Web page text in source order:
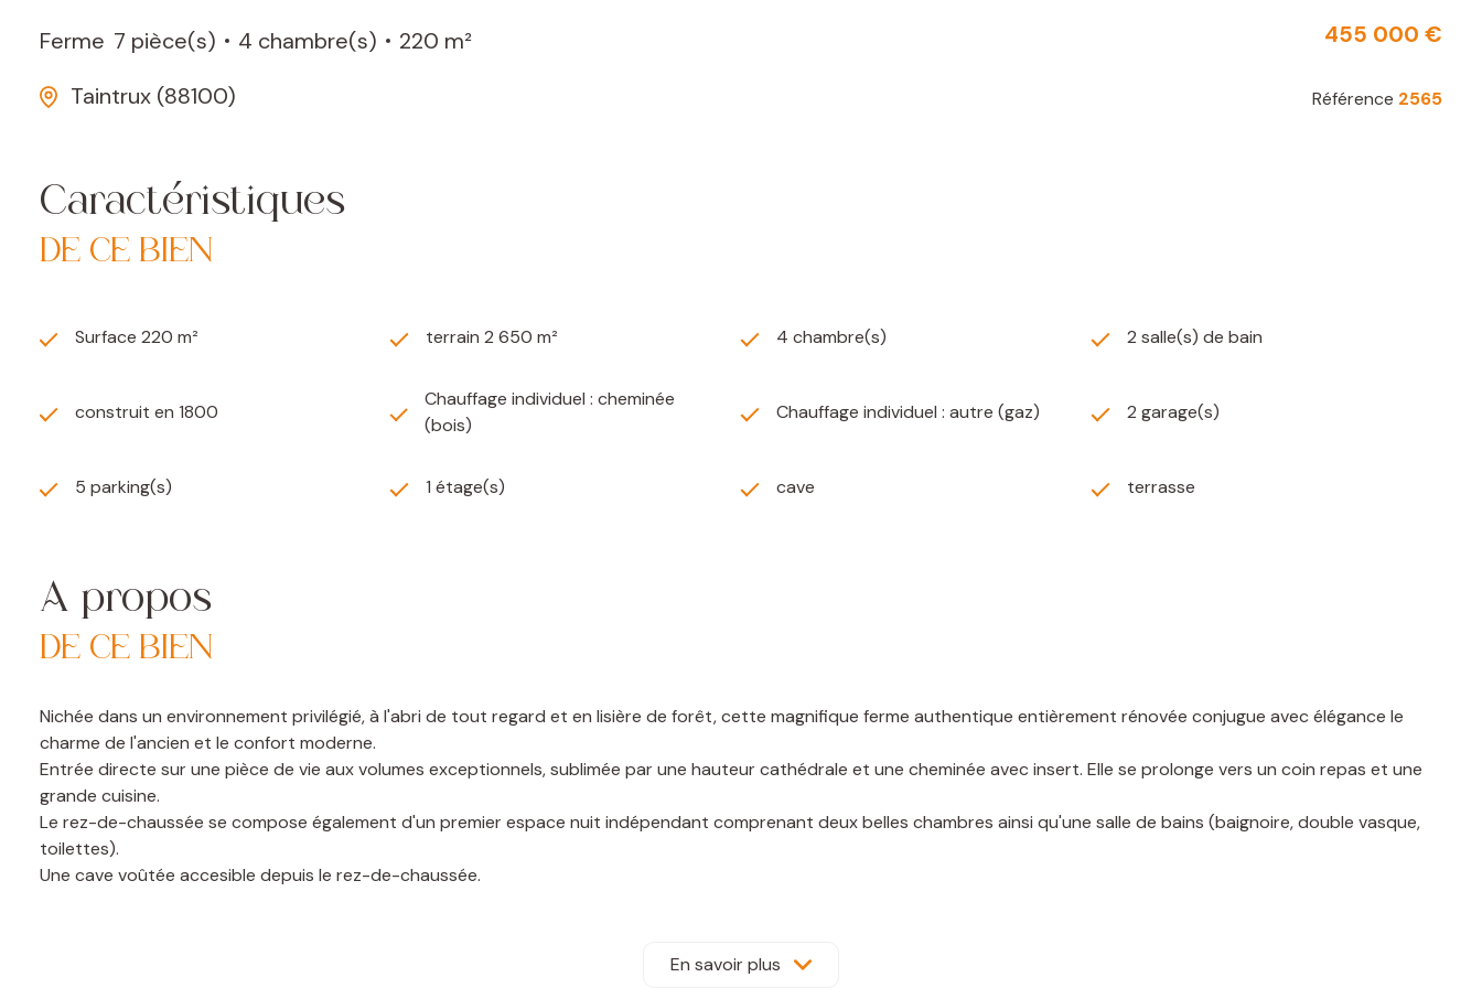
Ferme 7 pièce(s) 4 chambre(s)
220 m²
Taintrux (88100)
455 000 €
Référence 2565
Caractéristiques
DE CE BIEN
Surface 220 m² terrain 2 650 m² 4 chambre(s) 2 salle(s) de bain
construit en 1800
Chauffage individuel : cheminée
(bois)
Chauffage individuel : autre (gaz) 2 garage(s)
5 parking(s) 1 étage(s) cave terrasse
A propos
DE CE BIEN
Nichée dans un environnement privilégié, à l'abri de tout regard et en lisière de forêt, cette magnifique ferme authentique entièrement rénovée conjugue avec élégance le
charme de l'ancien et le confort moderne.
Entrée directe sur une pièce de vie aux volumes exceptionnels, sublimée par une hauteur cathédrale et une cheminée avec insert. Elle se prolonge vers un coin repas et une
grande cuisine.
Le rez-de-chaussée se compose également d'un premier espace nuit indépendant comprenant deux belles chambres ainsi qu'une salle de bains (baignoire, double vasque,
toilettes).
Une cave voûtée accesible depuis le rez-de-chaussée.
À l'extérieur : Terrain aménagé. Deux portails motorisés voiture et un portail piéton. Garage avec appenti.
En savoir plus